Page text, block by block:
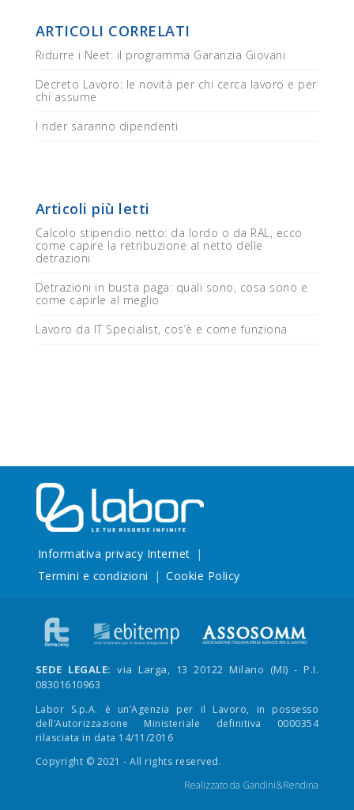
ARTICOLI CORRELATI
Ridurre i Neet: il programma Garanzia Giovani
Decreto Lavoro: le novità per chi cerca lavoro e per
chi assume
I rider saranno dipendenti
Articoli più letti
Calcolo stipendio netto: da lordo o da RAL, ecco
come capire la retribuzione al netto delle
detrazioni
Detrazioni in busta paga: quali sono, cosa sono e
come capirle al meglio
Lavoro da IT Specialist, cos’è e come funziona
Informativa privacy Internet
Termini e condizioni
Cookie Policy
Realizzato da Gandini&Rendina
SEDE LEGALE: via Larga, 13 20122 Milano (MI) - P.I.
08301610963
Labor S.p.A. è un’Agenzia per il Lavoro, in possesso
dell’Autorizzazione Ministeriale definitiva 0000354
rilasciata in data 14/11/2016
Copyright © 2021 - All rights reserved.